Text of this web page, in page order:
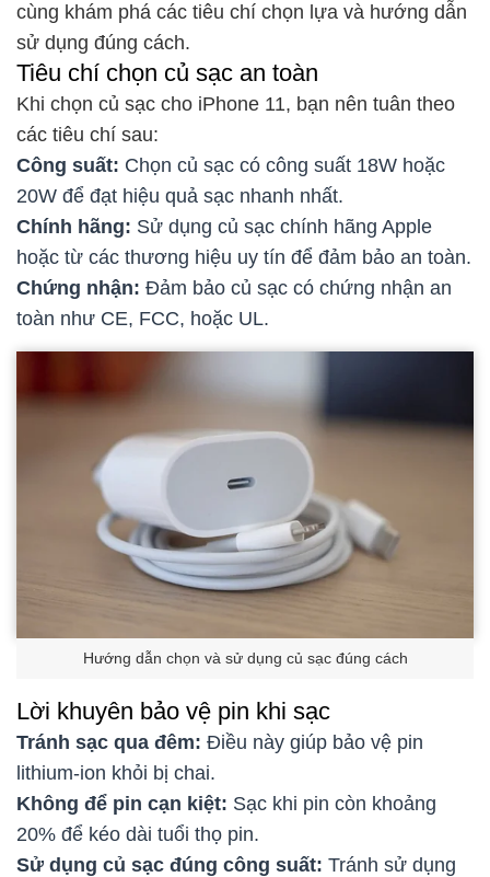
cùng khám phá các tiêu chí chọn lựa và hướng dẫn
sử dụng đúng cách.
Tiêu chí chọn củ sạc an toàn
Khi chọn củ sạc cho iPhone 11, bạn nên tuân theo
các tiêu chí sau:
Công suất: Chọn củ sạc có công suất 18W hoặc
20W để đạt hiệu quả sạc nhanh nhất.
Chính hãng: Sử dụng củ sạc chính hãng Apple
hoặc từ các thương hiệu uy tín để đảm bảo an toàn.
Chứng nhận: Đảm bảo củ sạc có chứng nhận an
toàn như CE, FCC, hoặc UL.
Hướng dẫn chọn và sử dụng củ sạc đúng cách
Lời khuyên bảo vệ pin khi sạc
Tránh sạc qua đêm: Điều này giúp bảo vệ pin
lithium-ion khỏi bị chai.
Không để pin cạn kiệt: Sạc khi pin còn khoảng
20% để kéo dài tuổi thọ pin.
Sử dụng củ sạc đúng công suất: Tránh sử dụng